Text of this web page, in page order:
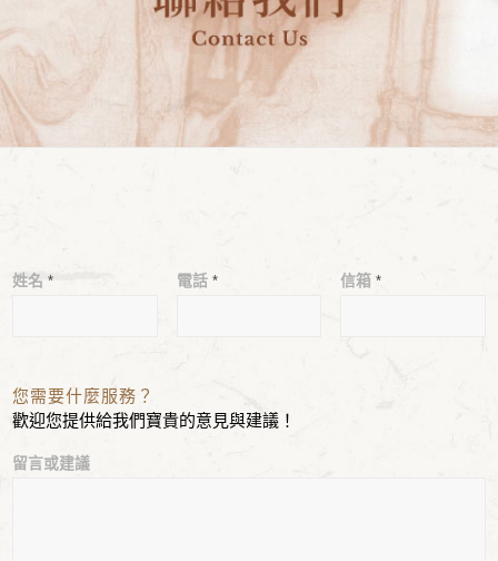
姓名* 電話 * 信箱*
您需要什麼服務？
歡迎您提供給我們寶貴的意見與建議！
留言或建議